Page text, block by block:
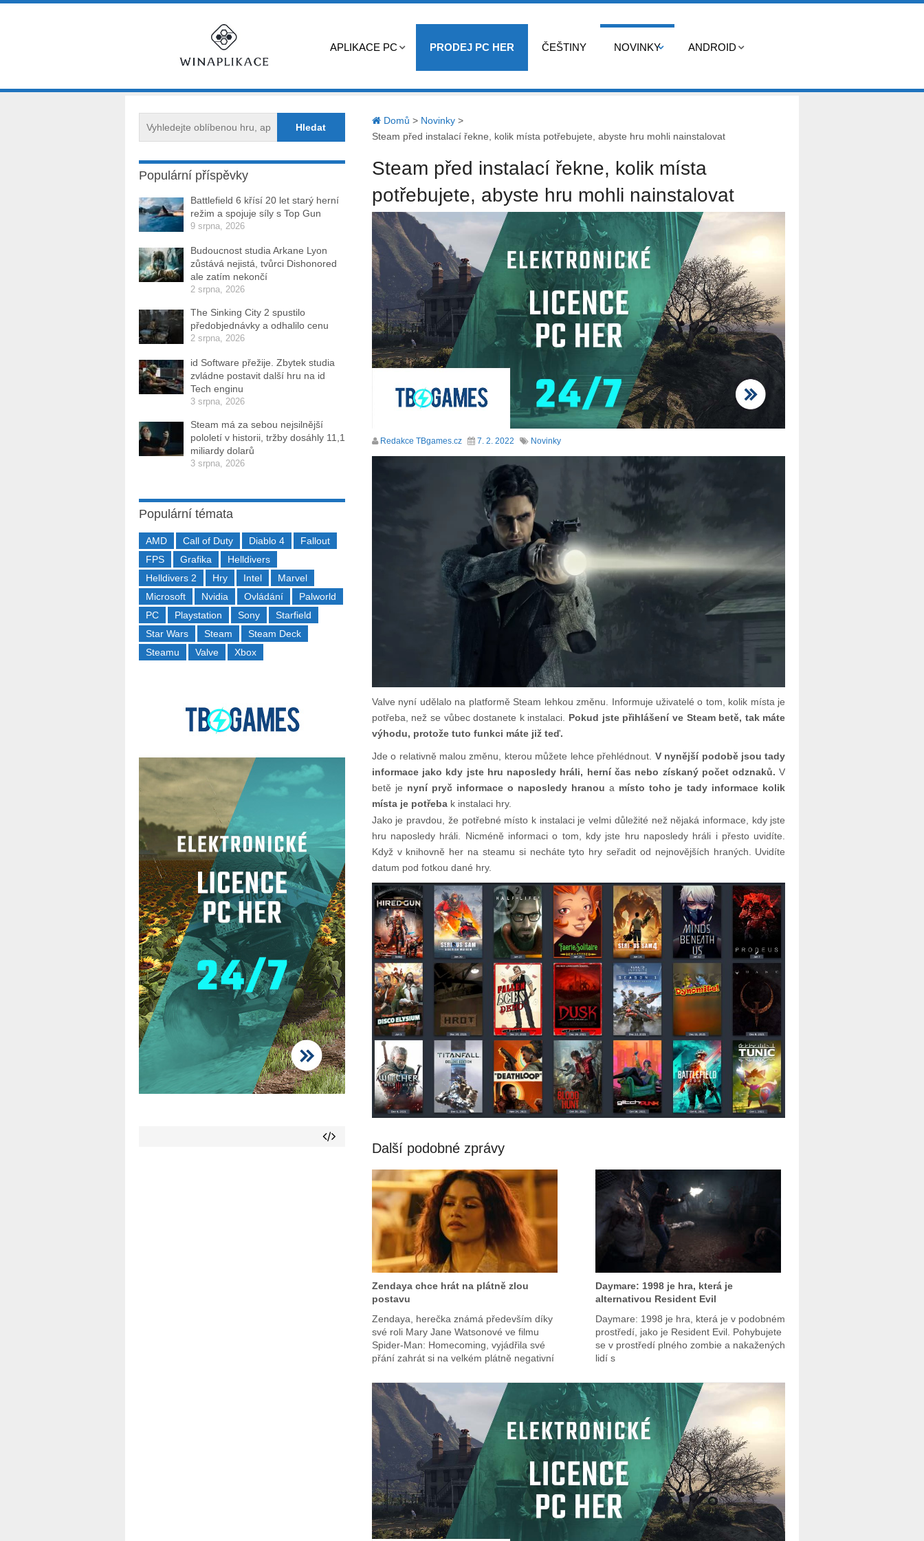
APLIKACE PC PRODEJ PC HER ČEŠTINY NOVINKY ANDROID
Domů > Novinky>
Steam před instalací řekne, kolik místa potřebujete, abyste hru mohli nainstalovat
Steam před instalací řekne, kolik místa
potřebujete, abyste hru mohli nainstalovat
Redakce TBgames.cz 7. 2. 2022 Novinky
Valve nyní udělalo na platformě Steam lehkou změnu. Informuje uživatelé o tom, kolik místa je
potřeba, než se vůbec dostanete k instalaci. Pokud jste přihlášení ve Steam betě, tak máte
výhodu, protože tuto funkci máte již teď.
Jde o relativně malou změnu, kterou můžete lehce přehlédnout. V nynější podobě jsou tady
informace jako kdy jste hru naposledy hráli, herní čas nebo získaný počet odznaků. V
betě je nyní pryč informace o naposledy hranou a místo toho je tady informace kolik
místa je potřebak instalaci hry.
Jako je pravdou, že potřebné místo k instalaci je velmi důležité než nějaká informace, kdy jste
hru naposledy hráli. Nicméně informaci o tom, kdy jste hru naposledy hráli i přesto uvidíte.
Když v knihovně her na steamu si necháte tyto hry seřadit od nejnovějších hraných. Uvidíte
datum pod fotkou dané hry.
Další podobné zprávy
Zendaya chce hrát na plátně zlou
postavu
Zendaya, herečka známá především díky
své roli Mary Jane Watsonové ve filmu
Spider-Man: Homecoming, vyjádřila své
přání zahrát si na velkém plátně negativní
Daymare: 1998 je hra, která je
alternativou Resident Evil
Daymare: 1998 je hra, která je v podobném
prostředí, jako je Resident Evil. Pohybujete
se v prostředí plného zombie a nakažených
lidí s
Populární příspěvky
Battlefield 6 křísí 20 let starý herní
režim a spojuje síly s Top Gun
9 srpna, 2026
Budoucnost studia Arkane Lyon
zůstává nejistá, tvůrci Dishonored
ale zatím nekončí
2 srpna, 2026
The Sinking City 2 spustilo
předobjednávky a odhalilo cenu
2 srpna, 2026
id Software přežije. Zbytek studia
zvládne postavit další hru na id
Tech enginu
3 srpna, 2026
Steam má za sebou nejsilnější
pololetí v historii, tržby dosáhly 11,1
miliardy dolarů
3 srpna, 2026
Populární témata
AMD Call of Duty Diablo 4
Fallout
FPS
Grafika
Helldivers
Helldivers 2
Hry Intel
Marvel
Microsoft
Nvidia Ovládání
Palworld
PC
Playstation Sony
Starfield
Star Wars
Steam
Steam Deck
Steamu
Valve Xbox